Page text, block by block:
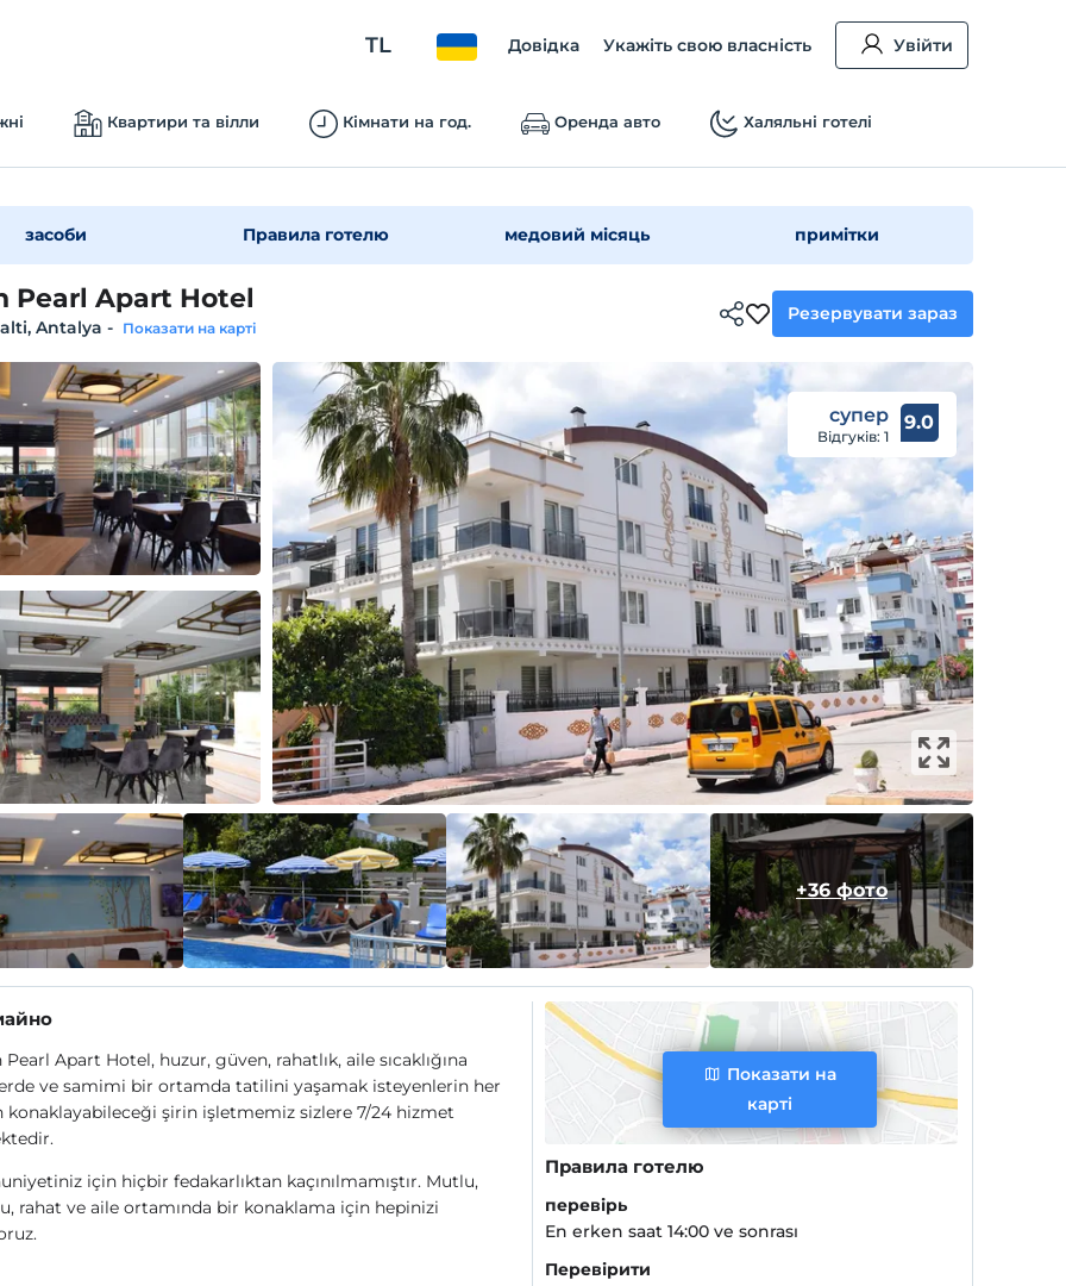
TL Довідка Укажіть свою власність Увійти
Квартири та вілли Кімнати на год. Оренда авто Халяльні готелі
засоби Правила готелю медовий місяць примітки
Pearl Apart Hotel
Antalya - Показати на карті
Резервувати зараз
супер
Відгуків: 1
9.0
+36 фото
Pearl Apart Hotel, huzur, güven, rahatlık, aile sıcaklığına
ve samimi bir ortamda tatilini yaşamak isteyenlerin her
konaklayabileceği şirin işletmemiz sizlere 7/24 hizmet
için hiçbir fedakarlıktan kaçınılmamıştır. Mutlu,
rahat ve aile ortamında bir konaklama için hepinizi
Показати на
карті
Правила готелю
перевірь
En erken saat 14:00 ve sonrası
Перевірити